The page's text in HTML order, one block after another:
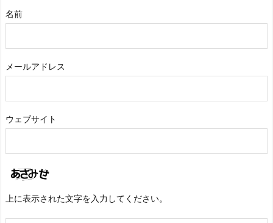
名前
メールアドレス
ウェブサイト
上に表示された文字を入力してください。